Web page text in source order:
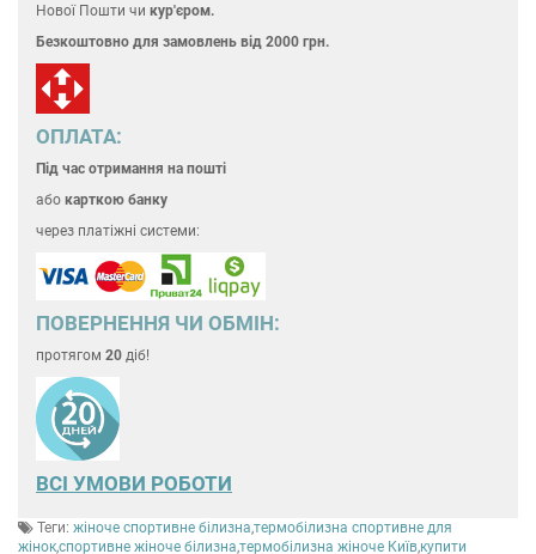
Нової Пошти чи кур'єром.
Безкоштовно для замовлень від 2000 грн.
ОПЛАТА:
Під час отримання на пошті
або карткою банку
через платіжні системи:
ПОВЕРНЕННЯ ЧИ ОБМІН:
протягом 20 діб!
ВСІ УМОВИ РОБОТИ
Теги: жіноче спортивне білизна,термобілизна спортивне для
жінок,спортивне жіноче білизна,термобілизна жіноче Київ,купити